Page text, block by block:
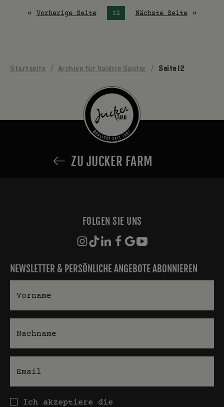
Vorherige Seite Du bist auf Seite
12 Nächste Seite
Startseite / Archive für Valérie Sauter / Seite 12
ZU JUCKER FARM
FOLGEN SIE UNS
NEWSLETTER & PERSÖNLICHE ANGEBOTE ABONNIEREN
Datenschutz
Ich akzeptiere die